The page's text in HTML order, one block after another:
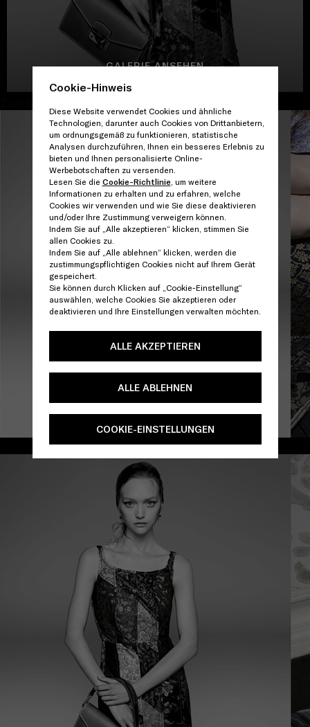
Cookie-Hinweis
Diese Website verwendet Cookies und ähnliche
Technologien, darunter auch Cookies von Drittanbietern,
um ordnungsgemäß zu funktionieren, statistische
Analysen durchzuführen, Ihnen ein besseres Erlebnis zu
bieten und Ihnen personalisierte Online-
Werbebotschaften zu versenden.
Lesen Sie die Cookie-Richtlinie, um weitere
Informationen zu erhalten und zu erfahren, welche
Cookies wir verwenden und wie Sie diese deaktivieren
und/oder Ihre Zustimmung verweigern können.
Indem Sie auf „Alle akzeptieren“ klicken, stimmen Sie
allen Cookies zu.
Indem Sie auf „Alle ablehnen“ klicken, werden die
zustimmungspflichtigen Cookies nicht auf Ihrem Gerät
gespeichert.
Sie können durch Klicken auf „Cookie-Einstellung“
auswählen, welche Cookies Sie akzeptieren oder
deaktivieren und Ihre Einstellungen verwalten möchten.
ALLE AKZEPTIEREN
ALLE ABLEHNEN
COOKIE-EINSTELLUNGEN
GALERIE ANSEHEN